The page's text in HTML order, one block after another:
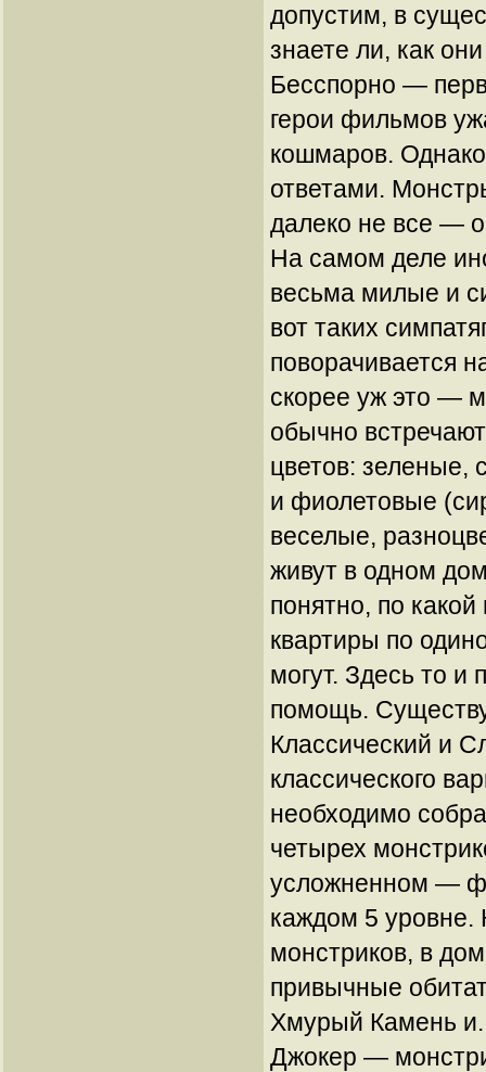
допустим, в
знаете ли, как
Бесспорно —
герои фильмов
кошмаров.
ответами.
далеко не все —
На самом деле
весьма милые и
вот таких
поворачивается
скорее уж это —
обычно
цветов: зеленые,
и фиолетовые
веселые,
живут в одном
понятно, по
квартиры по
могут. Здесь то и
помощь.
Классический и
классического
необходимо
четырех
усложненном —
каждом 5
монстриков, в
привычные
Хмурый Камень
Джокер —